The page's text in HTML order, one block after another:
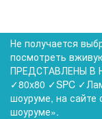
Не получается
посмотреть
ПРЕДСТАВЛЕНЫ В
✓80x80 ✓SPC
шоуруме, на сайте
шоуруме».